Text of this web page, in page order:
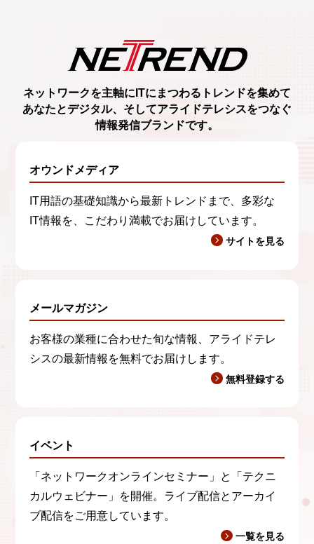
ネットワークを主軸に ITにまつわるトレンドを集めて
あなたとデジタル、 そしてアライドテレシスをつなぐ
情報発信ブランドです。
オウンドメディア
IT用語の基礎知識から最新トレンドまで、多彩な
IT情報を、こだわり満載でお届けしています。
サイトを見る
メールマガジン
お客様の業種に合わせた旬な情報、アライドテレ
シスの最新情報を無料でお届けします。
無料登録する
イベント
「ネットワークオンラインセミナー」と「テクニ
カルウェビナー」を開催。ライブ配信とアーカイ
ブ配信をご用意しています。
一覧を見る